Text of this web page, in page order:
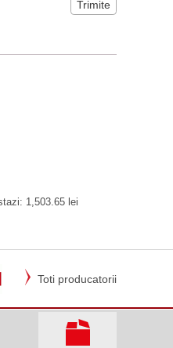
1,503.65 lei
Toti producatorii